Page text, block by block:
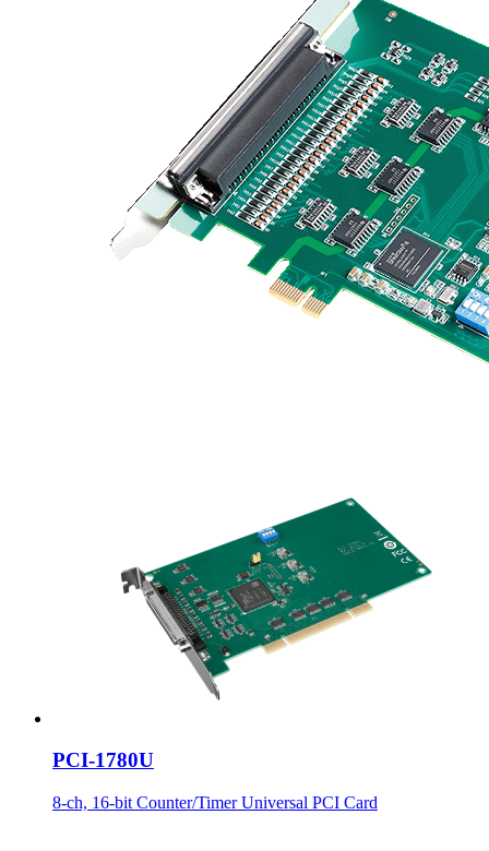
PCI-1780U
8-ch, 16-bit Counter/Timer Universal PCI Card